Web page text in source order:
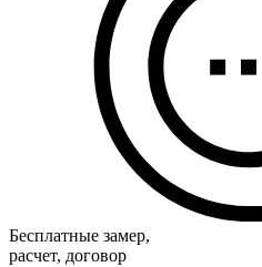
Бесплатные замер,
расчет, договор